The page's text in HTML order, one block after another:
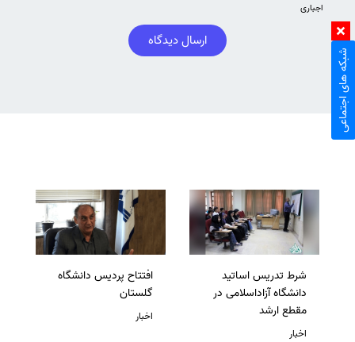
اجباری
ارسال دیدگاه
شرط تدریس اساتید
دانشگاه آزاداسلامی در
مقطع ارشد
اخبار
افتتاح پردیس دانشگاه
گلستان
اخبار
شبکه های اجتماعی